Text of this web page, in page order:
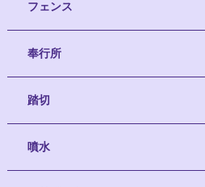
フェンス
奉行所
踏切
噴水